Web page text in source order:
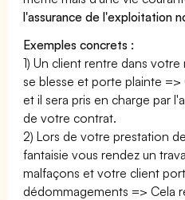
l'assurance de l'exploitation
Exemples concrets :
1) Un client rentre dans votre
se blesse et porte plainte
et il sera pris en charge par
de votre contrat.
2) Lors de votre prestation
fantaisie vous rendez un
malfaçons et votre client
dédommagements => Cela